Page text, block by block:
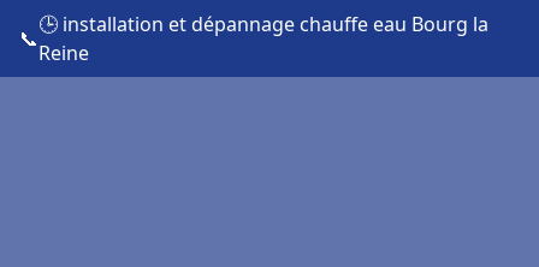
📞
🕒 installation et dépannage chauffe eau Bourg la
Reine